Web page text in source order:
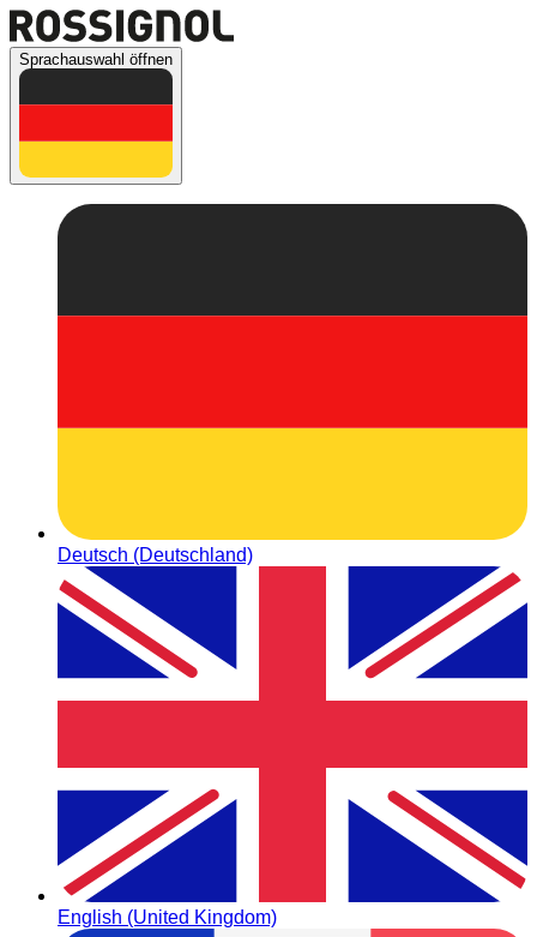
Sprachauswahl öffnen
Deutsch (Deutschland)
English (United Kingdom)